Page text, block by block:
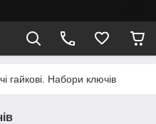
гайкові. Набори ключів